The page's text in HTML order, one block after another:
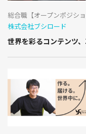
総合職【オープンポジショ
株式会社ブシロード
世界を彩るコンテンツ